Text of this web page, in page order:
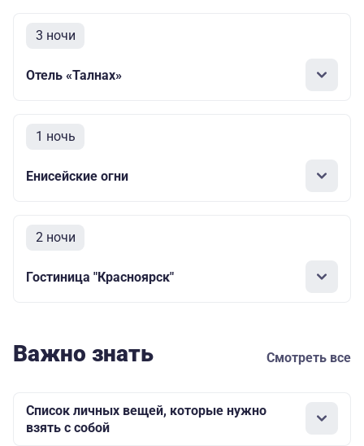
3 ночи
Отель «Талнах»
1 ночь
Енисейские огни
2 ночи
Гостиница "Красноярск"
Важно знать Смотреть все
Список личных вещей, которые нужно
взять с собой